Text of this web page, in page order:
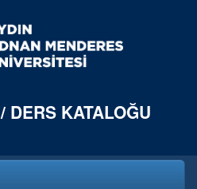
DERS KATALOĞU